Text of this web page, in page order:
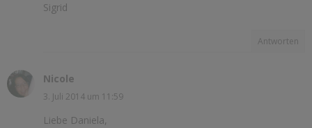
Sigrid
Antworten
Nicole
3. Juli 2014 um 11:59
Liebe Daniela,